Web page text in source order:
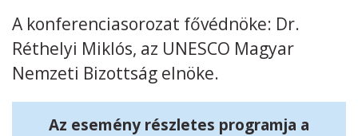
A konferenciasorozat fővédnöke: Dr.
Réthelyi Miklós, az UNESCO Magyar
Nemzeti Bizottság elnöke.
Az esemény részletes programja a